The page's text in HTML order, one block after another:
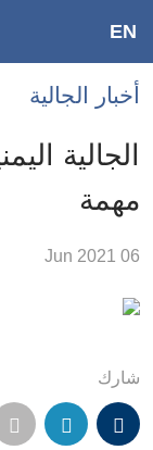
Accessibility
links
الرئيسي
الأقسام
Skip
Search
EN
أخبار الجالية
الجالية
مهمة
06 Jun 2021
شارك